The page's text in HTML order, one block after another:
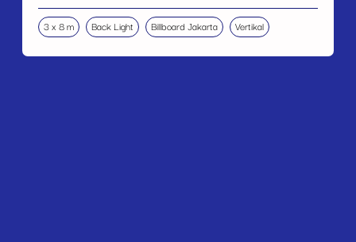
3 x 8 m Back Light Billboard Jakarta Vertikal